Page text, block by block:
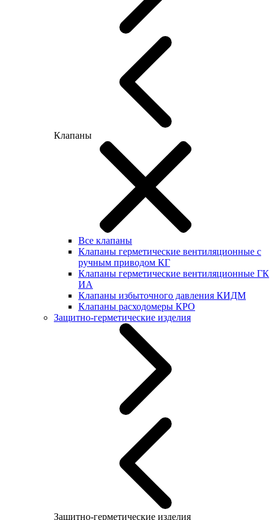
Клапаны
Все клапаны
Клапаны герметические вентиляционные с
ручным приводом КГ
Клапаны герметические вентиляционные ГК
ИА
Клапаны избыточного давления КИДМ
Клапаны расходомеры КРО
Защитно-герметические изделия
Защитно-герметические изделия